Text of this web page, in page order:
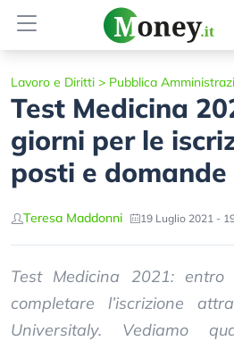
Lavoro e Diritti > Pubblica
Test Medicina
giorni per le
posti e domande
Teresa Maddonni 19 Luglio 2021 -
Test Medicina 2021:
completare l’iscrizione
Universitaly. Vediamo